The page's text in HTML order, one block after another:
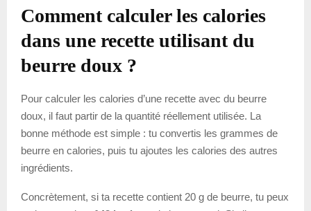
Comment calculer les calories
dans une recette utilisant du
beurre doux ?
Pour calculer les calories d’une recette avec du beurre
doux, il faut partir de la quantité réellement utilisée. La
bonne méthode est simple : tu convertis les grammes de
beurre en calories, puis tu ajoutes les calories des autres
ingrédients.
Concrètement, si ta recette contient 20 g de beurre, tu peux